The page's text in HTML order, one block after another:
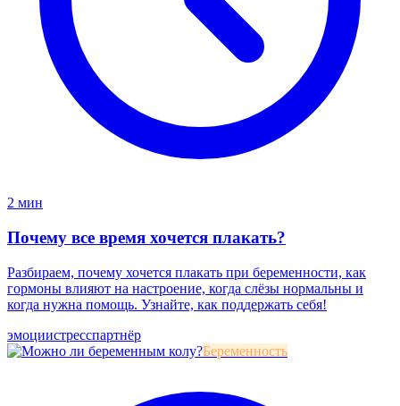
2 мин
Почему все время хочется плакать?
Разбираем, почему хочется плакать при беременности, как
гормоны влияют на настроение, когда слёзы нормальны и
когда нужна помощь. Узнайте, как поддержать себя!
эмоциистресспартнёр
Беременность